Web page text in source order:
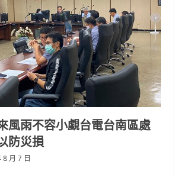
風雨不容小覷台電台南區處
防災損
8 月 7 日